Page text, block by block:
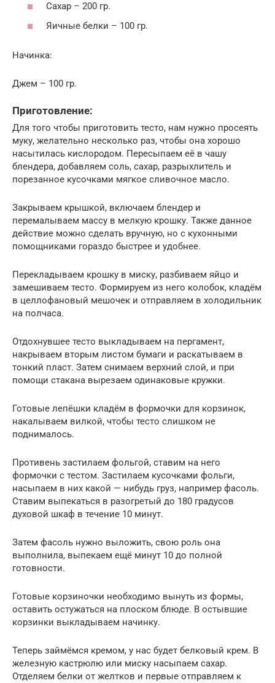
Сахар – 200 гр.
Яичные белки – 100 гр.
Начинка:
Джем – 100 гр.
Приготовление:
Для того чтобы приготовить тесто, нам нужно просеять
муку, желательно несколько раз, чтобы она хорошо
насытилась кислородом. Пересыпаем её в чашу
блендера, добавляем соль, сахар, разрыхлитель и
порезанное кусочками мягкое сливочное масло.
Закрываем крышкой, включаем блендер и
перемалываем массу в мелкую крошку. Также данное
действие можно сделать вручную, но с кухонными
помощниками гораздо быстрее и удобнее.
Перекладываем крошку в миску, разбиваем яйцо и
замешиваем тесто. Формируем из него колобок, кладём
в целлофановый мешочек и отправляем в холодильник
на полчаса.
Отдохнувшее тесто выкладываем на пергамент,
накрываем вторым листом бумаги и раскатываем в
тонкий пласт. Затем снимаем верхний слой, и при
помощи стакана вырезаем одинаковые кружки.
Готовые лепёшки кладём в формочки для корзинок,
накалываем вилкой, чтобы тесто слишком не
поднималось.
Противень застилаем фольгой, ставим на него
формочки с тестом. Застилаем кусочками фольги,
насыпаем в них какой — нибудь груз, например фасоль.
Ставим выпекаться в разогретый до 180 градусов
духовой шкаф в течение 10 минут.
Затем фасоль нужно выложить, свою роль она
выполнила, выпекаем ещё минут 10 до полной
готовности.
Готовые корзиночки необходимо вынуть из формы,
оставить остужаться на плоском блюде. В остывшие
корзинки выкладываем начинку.
Теперь займёмся кремом, у нас будет белковый крем. В
железную кастрюлю или миску насыпаем сахар.
Отделяем белки от желтков и первые отправляем к